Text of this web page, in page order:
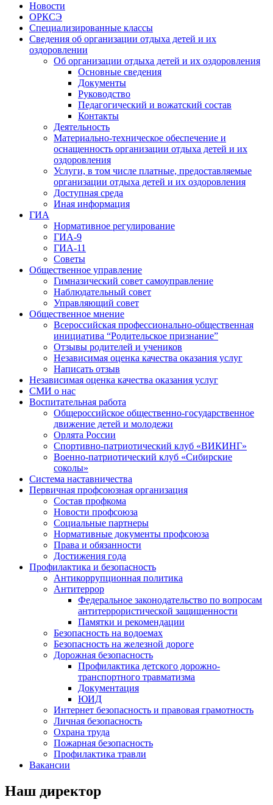
Новости
ОРКСЭ
Специализированные классы
Сведения об организации отдыха детей и их
оздоровлении
Об организации отдыха детей и их оздоровления
Основные сведения
Документы
Руководство
Педагогический и вожатский состав
Контакты
Деятельность
Материально-техническое обеспечение и
оснащенность организации отдыха детей и их
оздоровления
Услуги, в том числе платные, предоставляемые
организации отдыха детей и их оздоровления
Доступная среда
Иная информация
ГИА
Нормативное регулирование
ГИА-9
ГИА-11
Советы
Общественное управление
Гимназический совет самоуправление
Наблюдательный совет
Управляющий совет
Общественное мнение
Всероссийская профессионально-общественная
инициатива “Родительское признание”
Отзывы родителей и учеников
Независимая оценка качества оказания услуг
Написать отзыв
Независимая оценка качества оказания услуг
СМИ о нас
Воспитательная работа
Общероссийское общественно-государственное
движение детей и молодежи
Орлята России
Спортивно-патриотический клуб «ВИКИНГ»
Военно-патриотический клуб «Сибирские
соколы»
Система наставничества
Первичная профсоюзная организация
Состав профкома
Новости профсоюза
Социальные партнеры
Нормативные документы профсоюза
Права и обязанности
Достижения года
Профилактика и безопасность
Антикоррупционная политика
Антитеррор
Федеральное законодательство по вопросам
антитеррористической защищенности
Памятки и рекомендации
Безопасность на водоемах
Безопасность на железной дороге
Дорожная безопасность
Профилактика детского дорожно-
транспортного травматизма
Документация
ЮИД
Интернет безопасность и правовая грамотность
Личная безопасность
Охрана труда
Пожарная безопасность
Профилактика травли
Вакансии
Наш директор